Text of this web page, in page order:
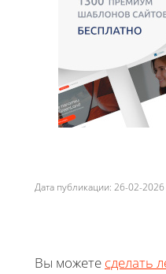
Дата публикации: 26-02-
Вы можете сделать